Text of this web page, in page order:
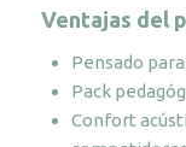
Ventajas del
Pensado
Pack
Confort